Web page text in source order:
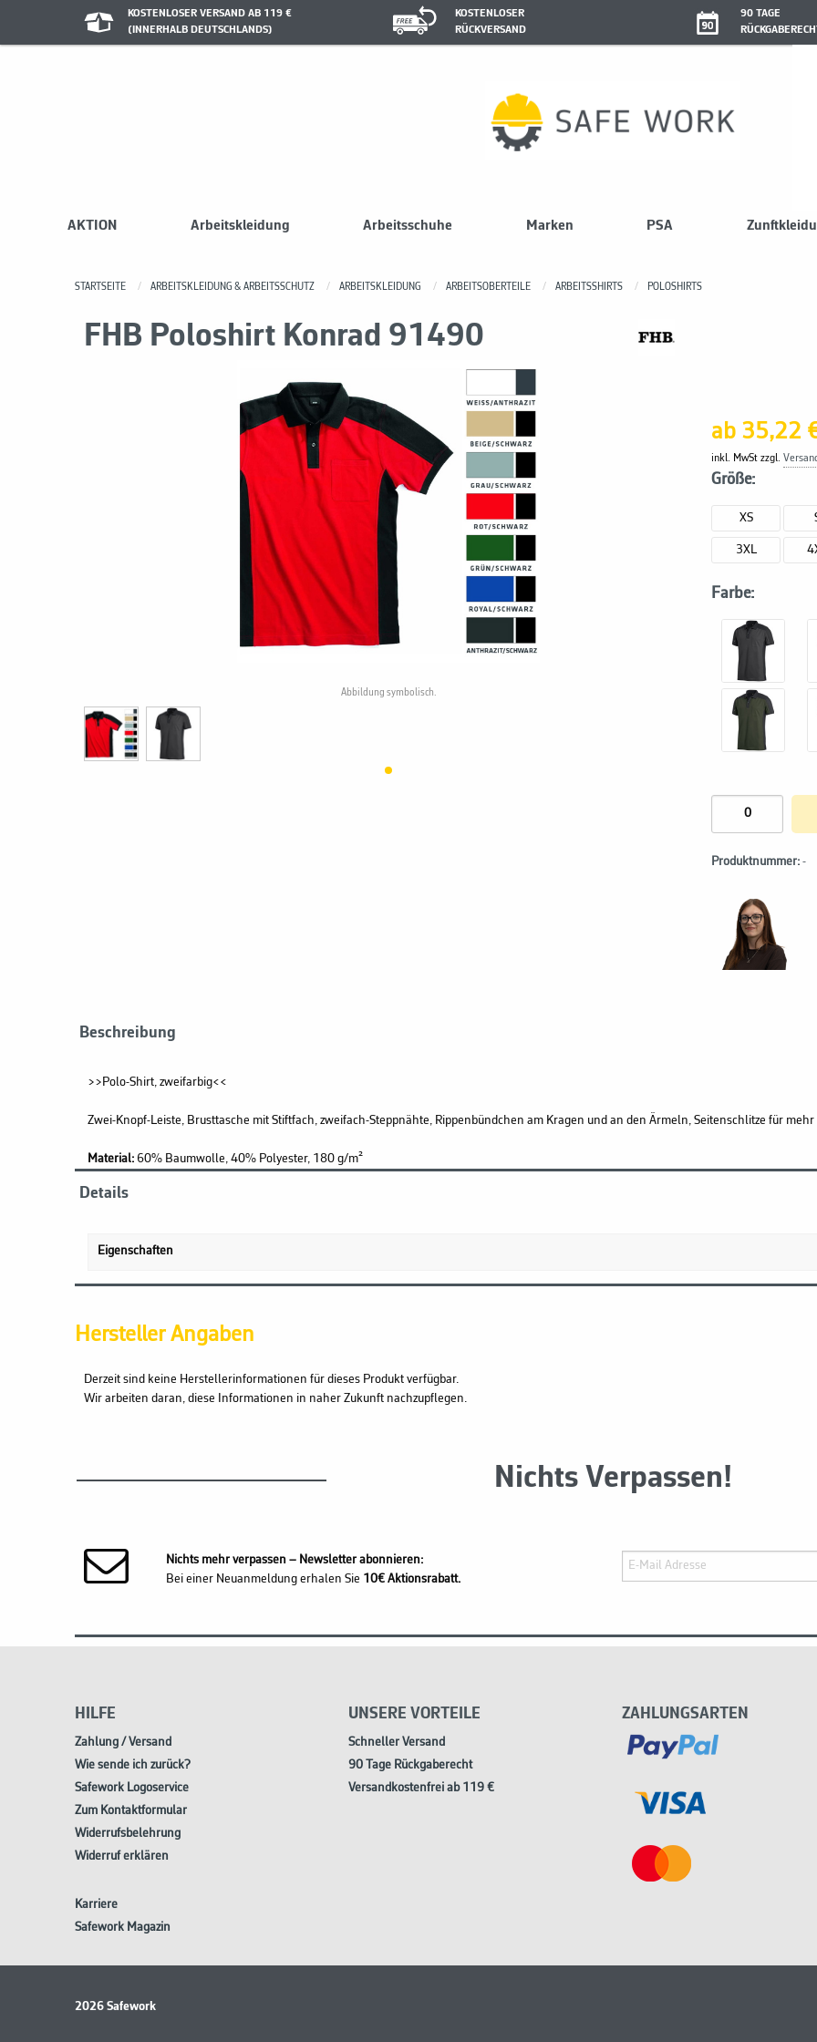
KOSTENLOSER VERSAND AB 119 €
(INNERHALB DEUTSCHLANDS)
KOSTENLOSER
RÜCKVERSAND
90 TAGE
AKTION Arbeitskleidung Arbeitsschuhe Marken PSA
STARTSEITE ARBEITSKLEIDUNG & ARBEITSSCHUTZ ARBEITSKLEIDUNG ARBEITSOBERTEILE ARBEITSSHIRTS POLOSHIRTS
FHB Poloshirt Konrad 91490
Abbildung symbolisch.
ab 35,22
inkl. MwSt zzgl.
Größe:
XS
3XL
Farbe:
Produktnummer: -
Beschreibung
>>Polo-Shirt, zweifarbig<<
Zwei-Knopf-Leiste, Brusttasche mit Stiftfach, zweifach-Steppnähte, Rippenbündchen am Kragen und an den Ärmeln, Seitenschlitze für
Material: 60% Baumwolle, 40% Polyester, 180 g/m²
Details
Eigenschaften
Hersteller Angaben
Derzeit sind keine Herstellerinformationen für dieses Produkt verfügbar.
Wir arbeiten daran, diese Informationen in naher Zukunft nachzupflegen.
Nichts Verpassen!
Nichts mehr verpassen – Newsletter abonnieren:
Bei einer Neuanmeldung erhalen Sie 10€ Aktionsrabatt.
HILFE
Zahlung / Versand
Wie sende ich zurück?
Safework Logoservice
Zum Kontaktformular
Widerrufsbelehrung
Widerruf erklären
Karriere
Safework Magazin
UNSERE VORTEILE
Schneller Versand
90 Tage Rückgaberecht
Versandkostenfrei ab 119 €
ZAHLUNGSARTEN
2026 Safework